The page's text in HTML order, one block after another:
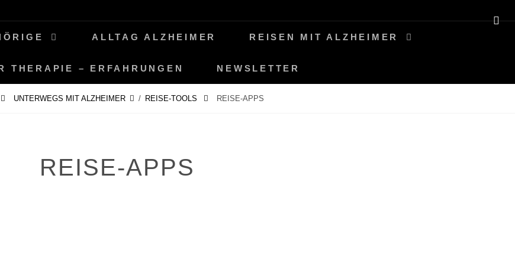
ALLTAG ALZHEIMER REISEN MIT ALZHEIMER
THERAPIE – ERFAHRUNGEN NEWSLETTER
UNTERWEGS MIT ALZHEIMER / REISE-TOOLS REISE-APPS
REISE-APPS